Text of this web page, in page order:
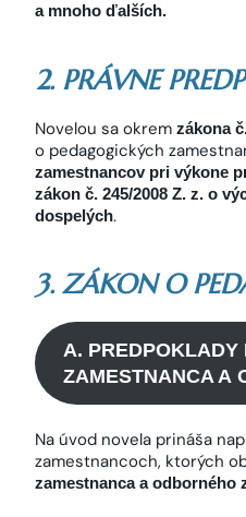
a mnoho ďalších.
2. PRÁVNE
Novelou sa okrem zákona
o pedagogických
zamestnancov pri výkone
zákon č. 245/2008 Z. z. o
dospelých.
3. ZÁKON O
A. PREDPOKLADY
ZAMESTNANCA A
Na úvod novela prináša
zamestnancoch, ktorých
zamestnanca a odborného